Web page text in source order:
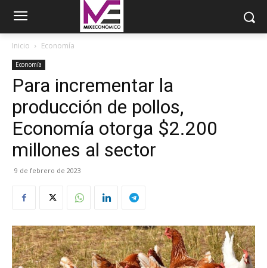
Inicio Economía
Economía
Para incrementar la
producción de pollos,
Economía otorga $2.200
millones al sector
9 de febrero de 2023